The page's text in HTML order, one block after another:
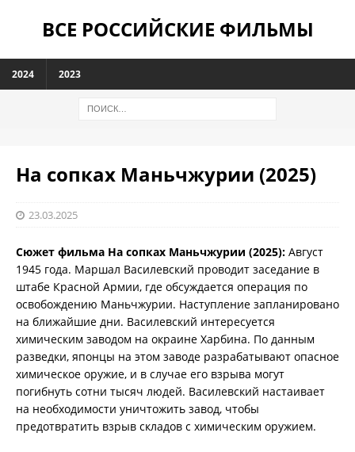
ВСЕ РОССИЙСКИЕ ФИЛЬМЫ
2024 2023
На сопках Маньчжурии (2025)
23.03.2025
Сюжет фильма На сопках Маньчжурии (2025): Август
1945 года. Маршал Василевский проводит заседание в
штабе Красной Армии, где обсуждается операция по
освобождению Маньчжурии. Наступление запланировано
на ближайшие дни. Василевский интересуется
химическим заводом на окраине Харбина. По данным
разведки, японцы на этом заводе разрабатывают опасное
химическое оружие, и в случае его взрыва могут
погибнуть сотни тысяч людей. Василевский настаивает
на необходимости уничтожить завод, чтобы
предотвратить взрыв складов с химическим оружием.